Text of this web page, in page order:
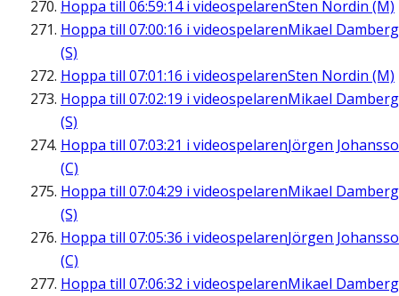
Hoppa till 06:59:14i videospelarenSten Nordin (M)
Hoppa till 07:00:16 i videospelarenMikael Damberg
(S)
Hoppa till 07:01:16 i videospelarenSten Nordin (M)
Hoppa till 07:02:19 i videospelarenMikael Damberg
(S)
Hoppa till 07:03:21 i videospelarenJörgen
(C)
Hoppa till 07:04:29 i videospelarenMikael Damberg
(S)
Hoppa till 07:05:36 i videospelarenJörgen
(C)
Hoppa till 07:06:32 i videospelarenMikael Damberg